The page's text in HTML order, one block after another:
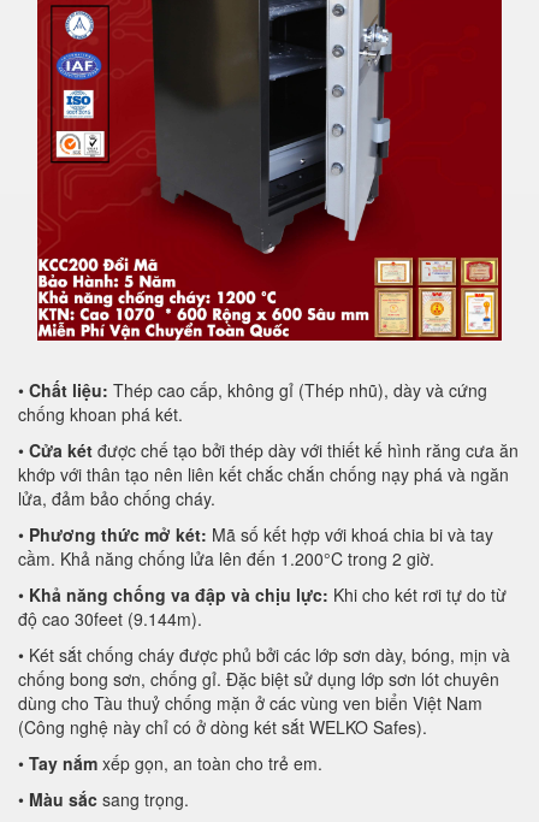
• Chất liệu: Thép cao cấp, không gỉ (Thép nhũ), dày và cứng
chống khoan phá két.
• Cửa két được chế tạo bởi thép dày với thiết kế hình răng cưa ăn
khớp với thân tạo nên liên kết chắc chắn chống nạy phá và ngăn
lửa, đảm bảo chống cháy.
• Phương thức mở két: Mã số kết hợp với khoá chia bi và tay
cầm. Khả năng chống lửa lên đến 1.200°C trong 2 giờ.
• Khả năng chống va đập và chịu lực: Khi cho két rơi tự do từ
độ cao 30feet (9.144m).
• Két sắt chống cháy được phủ bởi các lớp sơn dày, bóng, mịn và
chống bong sơn, chống gỉ. Đặc biệt sử dụng lớp sơn lót chuyên
dùng cho Tàu thuỷ chống mặn ở các vùng ven biển Việt Nam
(Công nghệ này chỉ có ở dòng két sắt WELKO Safes).
• Tay nắm xếp gọn, an toàn cho trẻ em.
• Màu sắc sang trọng.